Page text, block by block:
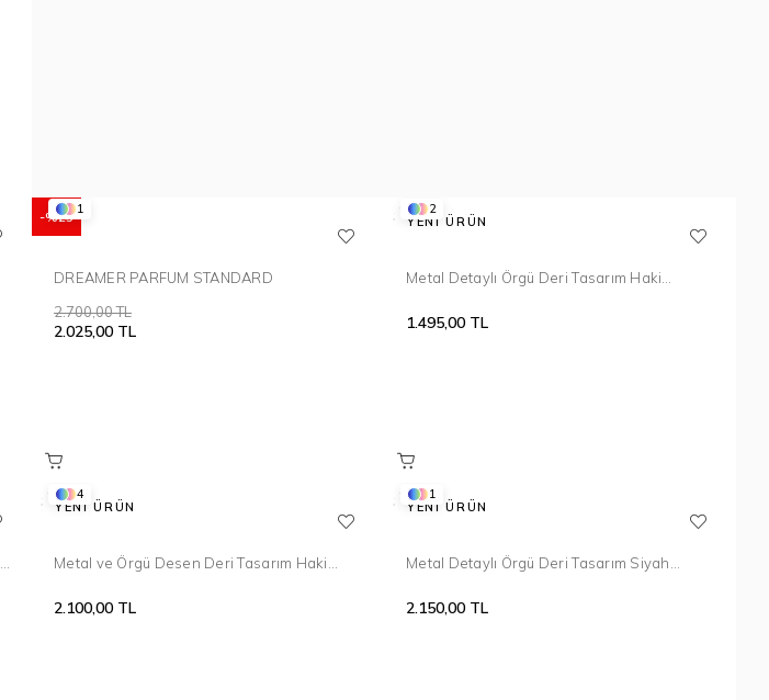
1
DREAMER PARFUM STANDARD
2.025,00 TL
2.700,00 TL
%25 2
Metal Detaylı Örgü Deri Tasarım Haki
1.495,00 TL
YENI ÜRÜN
4
Metal ve Örgü Desen Deri Tasarım Haki
2.100,00 TL
YENI ÜRÜN
1
Metal Detaylı Örgü Deri Tasarım Siyah
2.150,00 TL
YENI ÜRÜN